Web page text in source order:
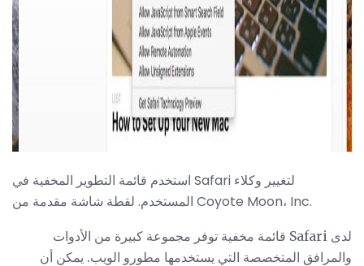
استخدم قائمة التطوير المخفية في Safari لتغيير وكلاء
المستخدم. لقطة شاشة مقدمة من Coyote Moon، Inc.
لدى Safari قائمة مخفية توفر مجموعة كبيرة من الأدوات
والمرافق المتخصصة التي يستخدمها مطورو الويب. يمكن أن